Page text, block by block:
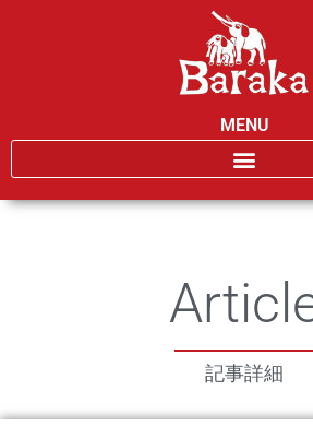
MENU
記事詳細